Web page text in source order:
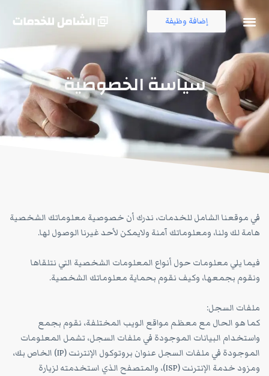
إضافة وظيفة
سياسة الخصوصية
في موقعنا الشامل للخدمات، ندرك أن خصوصية معلوماتك الشخصية
هامة لك ولنا، ومعلوماتك آمنة ولايمكن لأحد غيرنا الوصول لها.
فيما يلي معلومات حول أنواع المعلومات الشخصية التي نتلقاها
ونقوم بجمعها، وكيف نقوم بحماية معلوماتك الشخصية.
ملفات السجل:
كما هو الحال مع معظم مواقع الويب المختلفة، نقوم بجمع
واستخدام البيانات الموجودة في ملفات السجل، تشمل المعلومات
الموجودة في ملفات السجل عنوان بروتوكول الإنترنت (IP) الخاص بك،
ومزود خدمة الإنترنت (ISP)، والمتصفح الذي استخدمته لزيارة